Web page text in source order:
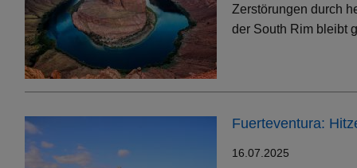
Zerstörungen durch
der South Rim bleibt
Fuerteventura:
16.07.2025